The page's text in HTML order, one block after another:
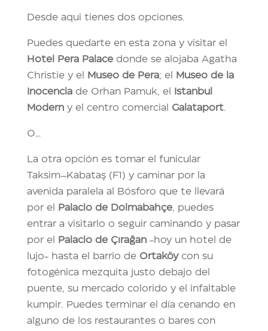
Desde aqui tienes dos opciones.
Puedes quedarte en esta zona y visitar el
Hotel Pera Palacedonde se alojaba Agatha
Christie y el
Museo de Pera; el
Museo de la
Inocencia de Orhan Pamuk, el
Istanbul
Modern y el centro comercial Galataport.
O…
La otra opción es tomar el funicular
Taksim–Kabataş (F1) y caminar por la
avenida paralela al Bósforo que te llevará
por el
Palacio de Dolmabahçe, puedes
entrar a visitarlo o seguir caminando y pasar
por el
Palacio de Çırağan-hoy un hotel de
lujo- hasta el barrio de Ortaköycon su
fotogénica mezquita justo debajo del
puente, su mercado colorido y el infaltable
kumpir. Puedes terminar el día cenando en
alguno de los restaurantes o bares con